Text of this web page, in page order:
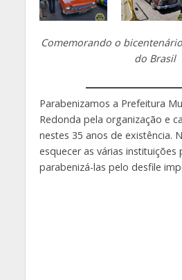
Comemorando o
do Brasil
Parabenizamos a Prefeitura
Redonda pela organização e
nestes 35 anos de existência.
esquecer as várias instituições
parabenizá-las pelo desfile